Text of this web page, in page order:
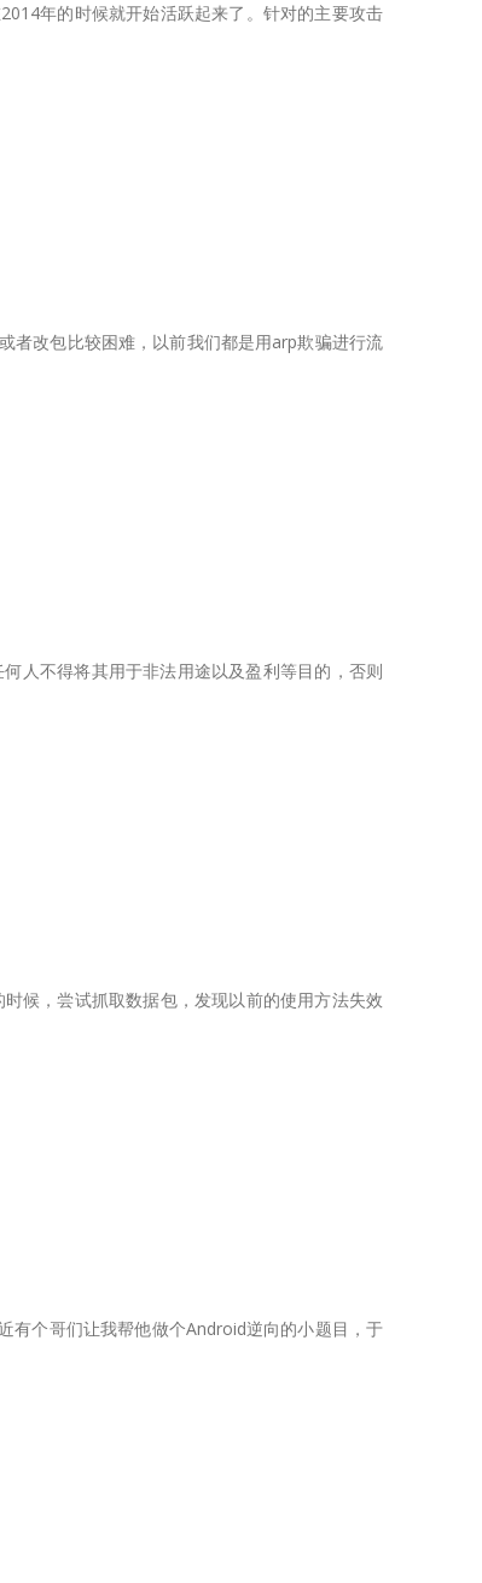
年的时候就开始活跃起来了。针对的主要攻击
者改包比较困难，以前我们都是用arp欺骗进行流
人不得将其用于非法用途以及盈利等目的，否则
候，尝试抓取数据包，发现以前的使用方法失效
有个哥们让我帮他做个Android逆向的小题目，于